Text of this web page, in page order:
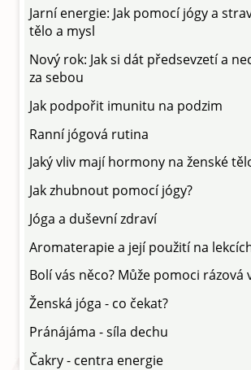
Jarní energie: Jak pomocí jógy a
tělo a mysl
Nový rok: Jak si dát předsevzetí a
za sebou
Jak podpořit imunitu na podzim
Ranní jógová rutina
Jaký vliv mají hormony na ženské
Jak zhubnout pomocí jógy?
Jóga a duševní zdraví
Aromaterapie a její použití na
Bolí vás něco? Může pomoci rázová
Ženská jóga - co čekat?
Pránájáma - síla dechu
Čakry - centra energie